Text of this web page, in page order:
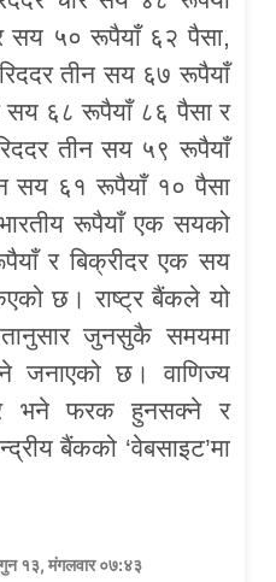
सय ५० रूपैयाँ ६२ पैसा,
तीन सय ६७ रूपैयाँ
सय ६८ रूपैयाँ ८६ पैसा र
तीन सय ५९ रूपैयाँ
सय ६१ रूपैयाँ १० पैसा
रूपैयाँ एक सयको
र बिक्रीदर एक सय
छ। राष्ट्र बैंकले यो
जुनसुकै समयमा
जनाएको छ। वाणिज्य
भने फरक हुनसक्ने र
बैंकको ‘वेबसाइट’मा
१३, मंगलवार ०७:४३